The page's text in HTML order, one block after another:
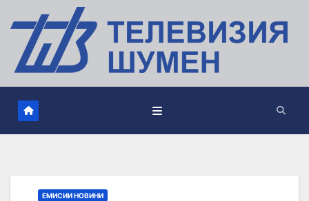
ЕМИСИИ НОВИНИ